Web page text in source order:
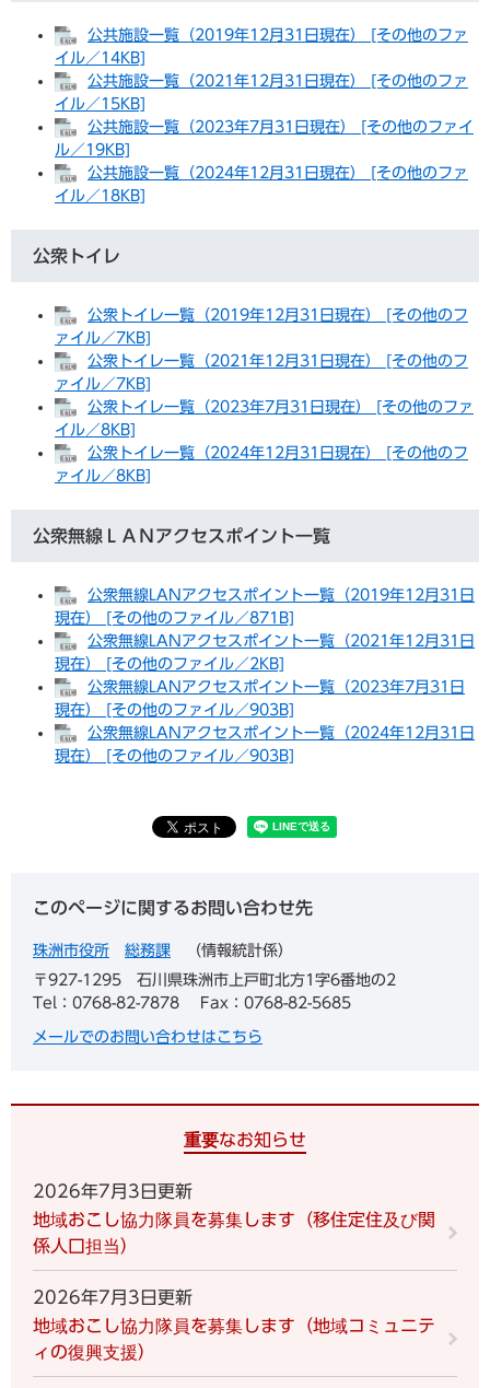
重要なお知らせ
2026年7月3日更新
地域おこし協力隊員を募集します（移住定住及び関
係人口担当）
2026年7月3日更新
地域おこし協力隊員を募集します（地域コミュニテ
ィの復興支援）
公共施設一覧（2019年12月31日現在） [その他のファ
イル／14KB]
公共施設一覧（2021年12月31日現在） [その他のファ
イル／15KB]
公共施設一覧（2023年7月31日現在） [その他のファイ
ル／19KB]
公共施設一覧（2024年12月31日現在） [その他のファ
イル／18KB]
公衆トイレ
公衆トイレ一覧（2019年12月31日現在） [その他のフ
ァイル／7KB]
公衆トイレ一覧（2021年12月31日現在） [その他のフ
ァイル／7KB]
公衆トイレ一覧（2023年7月31日現在） [その他のファ
イル／8KB]
公衆トイレ一覧（2024年12月31日現在） [その他のフ
ァイル／8KB]
公衆無線ＬＡＮアクセスポイント一覧
公衆無線LANアクセスポイント一覧（2019年12月31日
現在） [その他のファイル／871B]
公衆無線LANアクセスポイント一覧（2021年12月31日
現在） [その他のファイル／2KB]
公衆無線LANアクセスポイント一覧（2023年7月31日
現在） [その他のファイル／903B]
公衆無線LANアクセスポイント一覧（2024年12月31日
現在） [その他のファイル／903B]
このページに関するお問い合わせ先
珠洲市役所 総務課
情報統計係
〒927-1295
石川県珠洲市上戸町北方1字6番地の2
Tel：0768-82-7878
Fax：0768-82-5685
メールでのお問い合わせはこちら